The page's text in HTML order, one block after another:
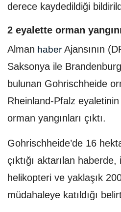
derece kaydedildiği
2 eyalette orman
Alman haber Ajansının
Saksonya ile
bulunan Gohrischheide
Rheinland-Pfalz
orman yangınları çıktı.
Gohrischheide’de 16
çıktığı aktarılan
helikopteri ve yaklaşık
müdahaleye katıldığı